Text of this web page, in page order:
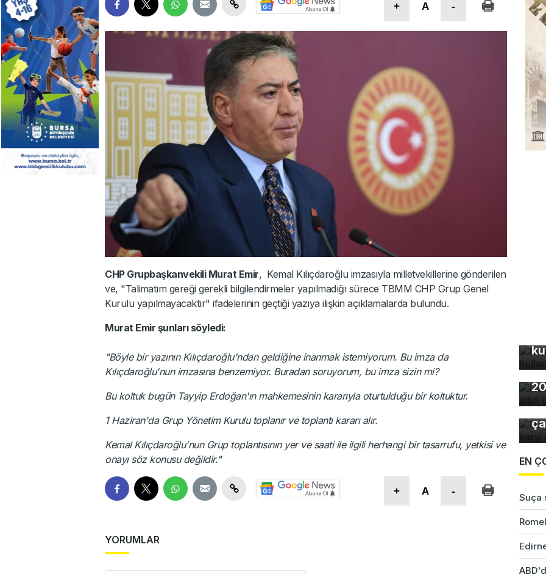
+ A -
CHP Grupbaşkanvekili Murat Emir, Kemal Kılıçdaroğlu imzasıyla milletvekillerine gönderilen
ve, "Talimatım gereği gerekli bilgilendirmeler yapılmadığı sürece TBMM CHP Grup Genel
Kurulu yapılmayacaktır" ifadelerinin geçtiği yazıya ilişkin açıklamalarda bulundu.
Murat Emir şunları söyledi:
"Böyle bir yazının Kılıçdaroğlu'ndan geldiğine inanmak istemiyorum. Bu imza da
Kılıçdaroğlu'nun imzasına benzemiyor. Buradan soruyorum, bu imza sizin mi?
Bu koltuk bugün Tayyip Erdoğan'ın mahkemesinin kararıyla oturtulduğu bir koltuktur.
1 Haziran'da Grup Yönetim Kurulu toplanır ve toplantı kararı alır.
Kemal Kılıçdaroğlu'nun Grup toplantısının yer ve saati ile ilgili herhangi bir tasarrufu, yetkisi ve
onayı söz konusu değildir."
+ A -
YORUMLAR
EN
Suça